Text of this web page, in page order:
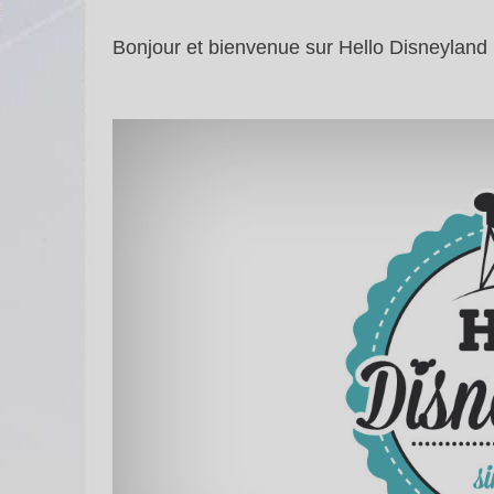
Bonjour et bienvenue sur Hello Disneyland